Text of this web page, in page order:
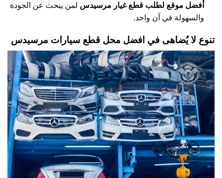
أفضل موقع لطلب قطع غيار مرسيدس لمن يبحث عن الجودة
والسهولة في آن واحد.
تنوع لا يُضاهى في افضل محل قطع سيارات مرسيدس